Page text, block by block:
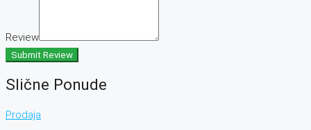
Review
Submit Review
Slične Ponude
Prodaja